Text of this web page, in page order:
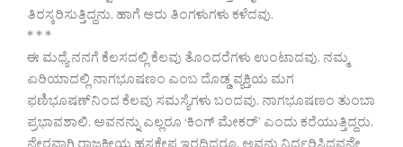
ತಿರಸ್ಕರಿಸುತ್ತಿದ್ದನು. ಹಾಗೆ ಆರು ತಿಂಗಳುಗಳು ಕಳೆದವು.
* * *
ಈ ಮಧ್ಯೆ ನನಗೆ ಕೆಲಸದಲ್ಲಿ ಕೆಲವು ತೊಂದರೆಗಳು ಉಂಟಾದವು. ನಮ್ಮ
ಏರಿಯಾದಲ್ಲಿ ನಾಗಭೂಷಣಂ ಎಂಬ ದೊಡ್ಡ ವ್ಯಕ್ತಿಯ ಮಗ
ಫಣಿಭೂಷಣ್‍ನಿಂದ ಕೆಲವು ಸಮಸ್ಯೆಗಳು ಬಂದವು. ನಾಗಭೂಷಣಂ ತುಂಬಾ
ಪ್ರಭಾವಶಾಲಿ. ಅವನನ್ನು ಎಲ್ಲರೂ ‘ಕಿಂಗ್ ಮೇಕರ್’ ಎಂದು ಕರೆಯುತ್ತಿದ್ದರು.